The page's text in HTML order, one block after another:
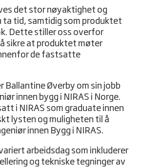
det stor nøyaktighet og
ta tid, samtidig som produktet
Dette stiller oss overfor
sikre at produktet møter
de fastsatte
Ballantine Øverby om sin jobb
innen bygg i NIRAS i Norge.
i NIRAS som graduate innen
lysten og muligheten til å
innen Bygg i NIRAS.
arbeidsdag som inkluderer
og tekniske tegninger av